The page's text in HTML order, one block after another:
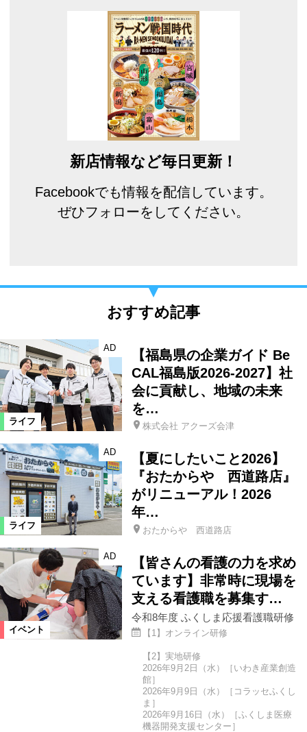
新店情報など毎日更新！
Facebookでも情報を配信しています。
ぜひフォローをしてください。
おすすめ記事
ライフ
AD
【福島県の企業ガイド Be
CAL福島版2026-2027】社
会に貢献し、地域の未来
を…
株式会社 アクーズ会津
ライフ
AD
【夏にしたいこと2026】
『おたからや 西道路店』
がリニューアル！2026
年…
おたからや 西道路店
イベント
AD
【皆さんの看護の力を求め
ています】非常時に現場を
支える看護職を募集す…
令和8年度 ふくしま応援看護職研修
【1】オンライン研修
【2】実地研修
2026年9月2日（水）［いわき産業創造
館］
2026年9月9日（水）［コラッセふくし
ま］
2026年9月16日（水）［ふくしま医療
機器開発支援センター］